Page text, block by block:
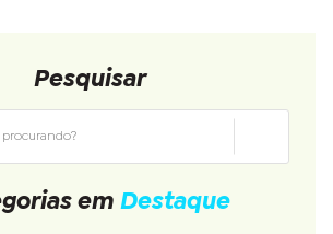
Pesquisar
em Destaque